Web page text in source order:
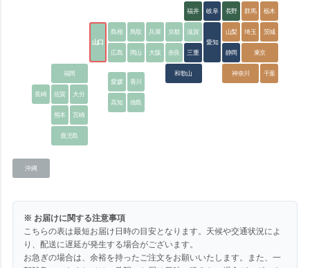
群馬 栃木
埼玉 茨城
東京
神奈川 千葉
山梨
福井 長野
岐阜
愛知
静岡
三重
和歌山
山口
島根 鳥取
広島 岡山
兵庫 京都 滋賀
大阪 奈良
香川
愛媛
徳島
高知
福岡
佐賀 大分
熊本
長崎
宮崎
鹿児島
沖縄
※ お届けに関する注意事項
こちらの表は最短お届け日時の目安となります。天候や交通状況によ
り、配送に遅延が発生する場合がございます。
お急ぎの場合は、余裕を持ったご注文をお願いいたします。また、一